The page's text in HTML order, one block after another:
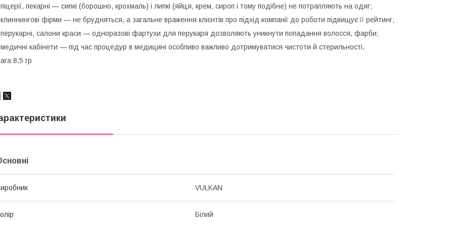
пекарні — сипкі (борошно, крохмаль) і липкі (яйця, крем, сироп і тому подібне) не потрапляють на одяг;
фірми — не брудняться, а загальне враження клієнтів про підхід компанії до роботи підвищує її рейтинг;
салони краси — одноразові фартухи для перукаря дозволяють уникнути попадання волосся, фарби;
кабінети — під час процедур в медицині особливо важливо дотримуватися чистоти й стерильності.
8,5 гр
VULKAN
Білий